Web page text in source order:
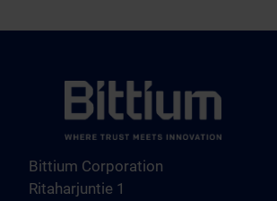
Bittium Corporation
Ritaharjuntie 1